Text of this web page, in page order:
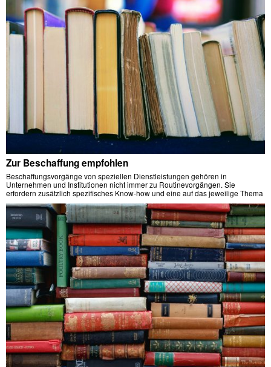
Zur Beschaffung empfohlen
Beschaffungsvorgänge von speziellen Dienstleistungen gehören in
Unternehmen und Institutionen nicht immer zu Routinevorgängen. Sie
erfordern zusätzlich spezifisches Know-how und eine auf das jeweilige Thema